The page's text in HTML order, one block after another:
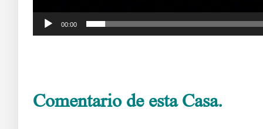
00:00
Comentario de esta Casa.